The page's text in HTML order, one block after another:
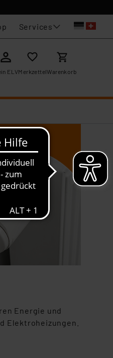
Services
ELVMerkzettelWarenkorb
Energie und
Elektroheizungen.